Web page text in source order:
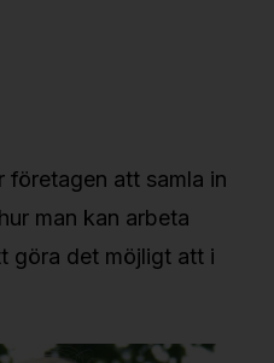
att samla in
man kan arbeta
göra det möjligt att i